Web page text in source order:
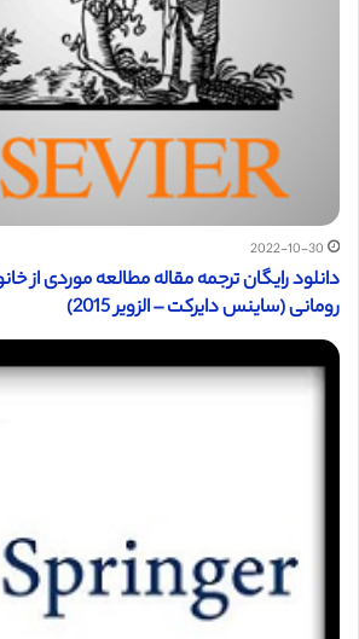
2022-10-30
دانلود رایگان ترجمه مقاله مطالعه موردی از
رومانی (ساینس دایرکت – الزویر 2015)